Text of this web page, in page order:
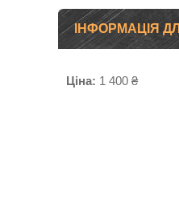
ІНФОРМАЦІЯ
Ціна: 1 400 ₴